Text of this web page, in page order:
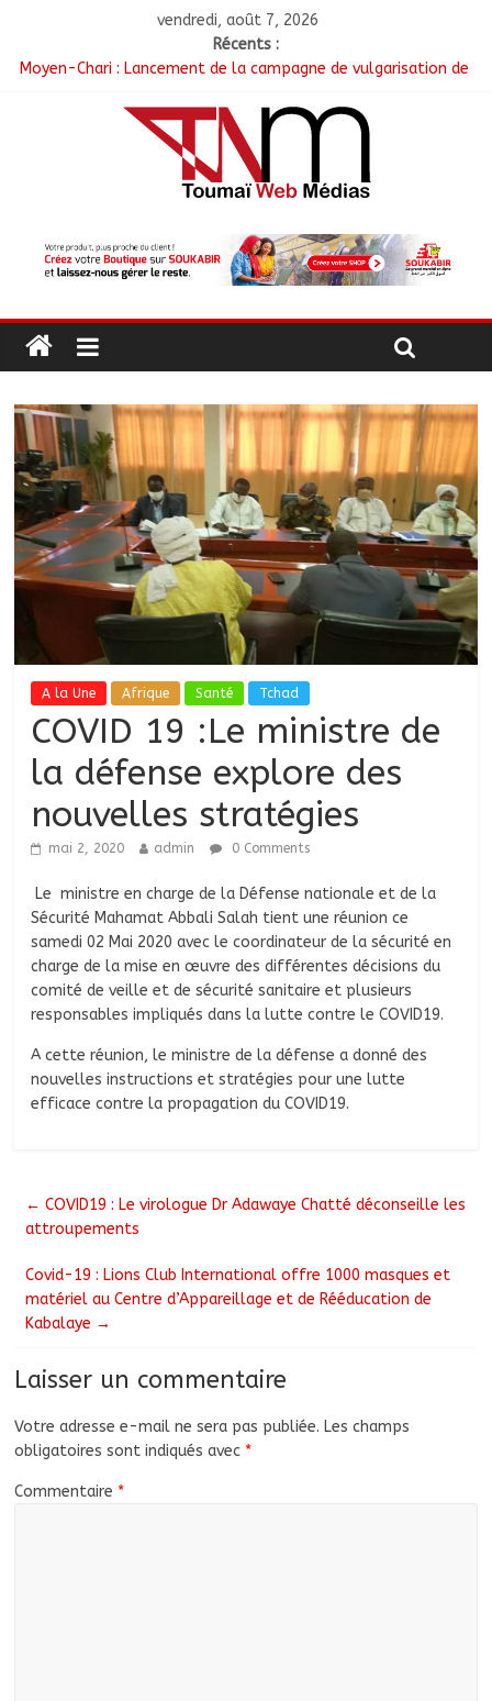
vendredi, août 7, 2026
Récents :
Moyen-Chari : Lancement de la campagne de vulgarisation de
Barh-Koh : Le MPS installe ses nouvelles instances locales à
Borkou : Recrudescence des braquages sur l’axe Faya-Kalaït
N’Djamena : Le maire intensifie le suivi des chantiers
Moyen-Chari : Les nouveaux bacheliers orientés vers leur
avenir
A la Une Afrique Santé Tchad
COVID 19 :Le ministre de
la défense explore des
nouvelles stratégies
mai 2, 2020 admin 0 Comments
Le ministre en charge de la Défense nationale et de la
Sécurité Mahamat Abbali Salah tient une réunion ce
samedi 02 Mai 2020 avec le coordinateur de la sécurité en
charge de la mise en œuvre des différentes décisions du
comité de veille et de sécurité sanitaire et plusieurs
responsables impliqués dans la lutte contre le COVID19.
A cette réunion, le ministre de la défense a donné des
nouvelles instructions et stratégies pour une lutte
efficace contre la propagation du COVID19.
← COVID19 : Le virologue Dr Adawaye Chatté déconseille les
attroupements
Covid-19 : Lions Club International offre 1000 masques et
matériel au Centre d’Appareillage et de Rééducation de
Kabalaye →
Laisser un commentaire
Votre adresse e-mail ne sera pas publiée. Les champs
obligatoires sont indiqués avec *
Commentaire *